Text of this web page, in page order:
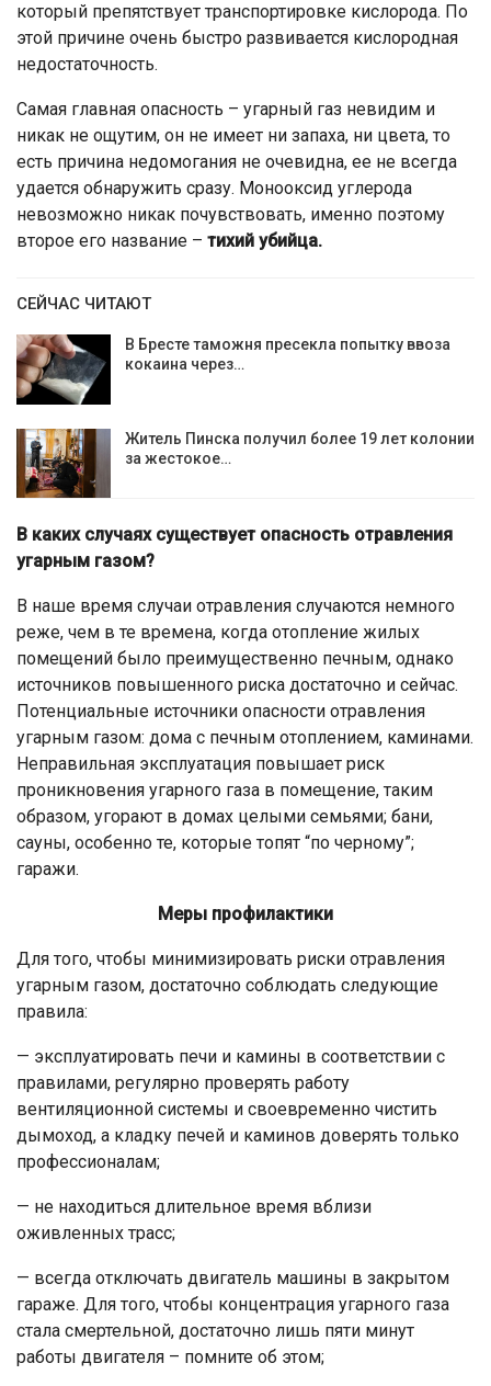
который препятствует транспортировке кислорода. По
этой причине очень быстро развивается кислородная
недостаточность.
Самая главная опасность – угарный газ невидим и
никак не ощутим, он не имеет ни запаха, ни цвета, то
есть причина недомогания не очевидна, ее не всегда
удается обнаружить сразу. Монооксид углерода
невозможно никак почувствовать, именно поэтому
второе его название – тихий убийца.
СЕЙЧАС ЧИТАЮТ
В Бресте таможня пресекла попытку ввоза
кокаина через…
Житель Пинска получил более 19 лет колонии
за жестокое…
В каких случаях существует опасность отравления
угарным газом?
В наше время случаи отравления случаются немного
реже, чем в те времена, когда отопление жилых
помещений было преимущественно печным, однако
источников повышенного риска достаточно и сейчас.
Потенциальные источники опасности отравления
угарным газом: дома с печным отоплением, каминами.
Неправильная эксплуатация повышает риск
проникновения угарного газа в помещение, таким
образом, угорают в домах целыми семьями; бани,
сауны, особенно те, которые топят “по черному”;
гаражи.
Меры профилактики
Для того, чтобы минимизировать риски отравления
угарным газом, достаточно соблюдать следующие
правила:
— эксплуатировать печи и камины в соответствии с
правилами, регулярно проверять работу
вентиляционной системы и своевременно чистить
дымоход, а кладку печей и каминов доверять только
профессионалам;
— не находиться длительное время вблизи
оживленных трасс;
— всегда отключать двигатель машины в закрытом
гараже. Для того, чтобы концентрация угарного газа
стала смертельной, достаточно лишь пяти минут
работы двигателя – помните об этом;